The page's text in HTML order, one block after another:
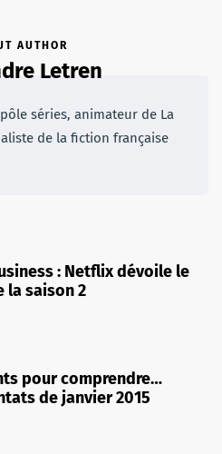
AUTHOR
Letren
séries, animateur de La
de la fiction française
: Netflix dévoile le
la saison 2
pour comprendre…
de janvier 2015